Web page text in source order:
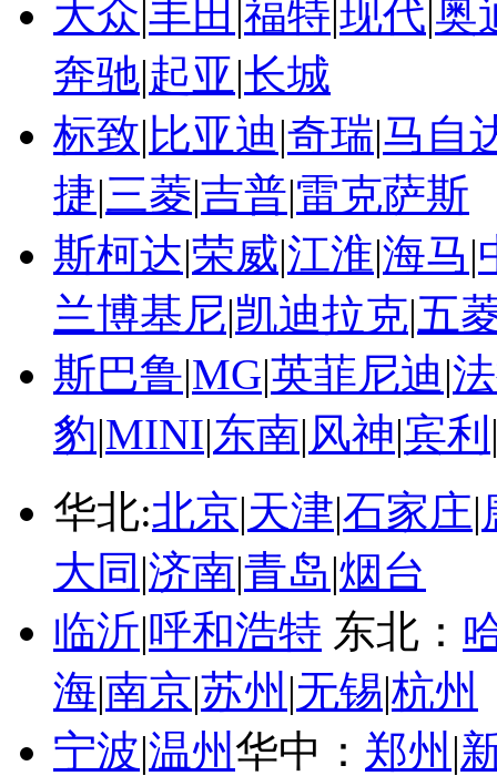
大众 丰田 福特 现代 奥
奔驰|起亚|长城
标致| 比亚迪|奇瑞|马自
捷|三菱|吉普|雷克萨斯
斯柯达|荣威|江淮|海马|
兰博基尼|凯迪拉克|五
斯巴鲁|MG|英菲尼迪|
豹|MINI|东南|风神|宾利
华北:北京|天津|石家庄|
大同 |济南|青岛|烟台
临沂|呼和浩特 东北：
海|南京|苏州 |无锡|杭州
宁波|温州华中： 郑州 |